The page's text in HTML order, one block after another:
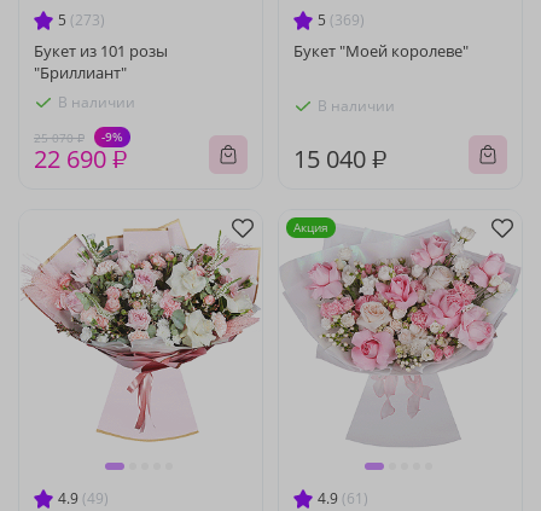
5 (273)
Букет из 101 розы
"Бриллиант"
В наличии
25 070 ₽ -9%
22 690 ₽
5 (369)
Букет "Моей королеве"
В наличии
15 040 ₽
4.9 (49) 4.9 (61)
Акция